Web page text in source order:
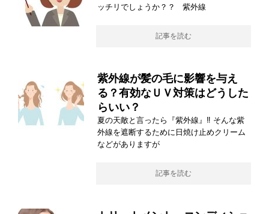
ッチリでしょうか？？ 紫外線
記事を読む
紫外線が髪の毛に影響を与え
る？有効なＵＶ対策はどうした
らいい？
夏の天敵と言ったら『紫外線』‼ そんな紫
外線を遮断するために日焼け止めクリーム
などがありますが
記事を読む